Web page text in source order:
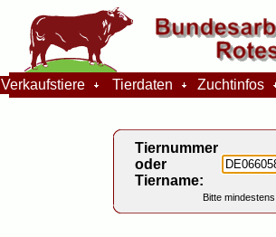
Verkaufstiere Tierdaten Zuchtinfos
Tiernummer
oder
Tiername:
Bitte